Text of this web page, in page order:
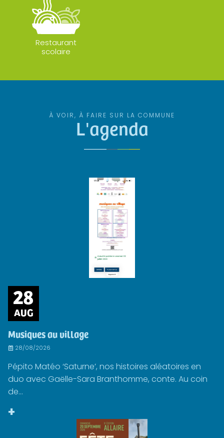
Restaurant
scolaire
À VOIR, À FAIRE SUR LA COMMUNE
L'agenda
28
AUG
Musiques au village
28/08/2026
Pépito Matéo ‘Saturne’, nos histoires aléatoires en
duo avec Gaëlle-Sara Branthomme, conte. Au coin
de...
+